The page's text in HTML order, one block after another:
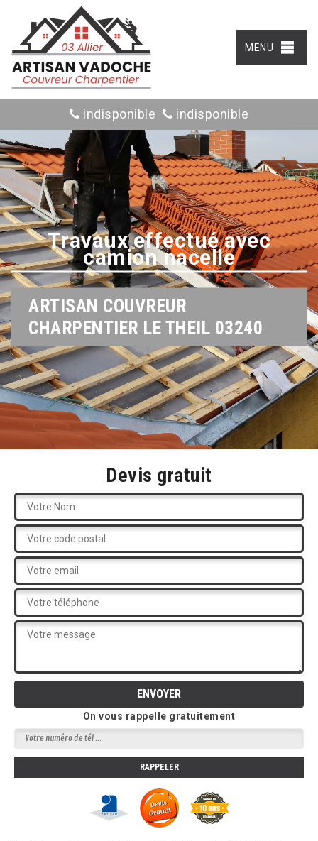
MENU
indisponible indisponible
Travaux effectué avec
camion nacelle
ARTISAN COUVREUR
CHARPENTIER LE THEIL 03240
Devis gratuit
On vous rappelle gratuitement